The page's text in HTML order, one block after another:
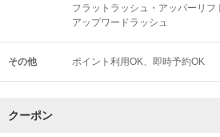
フラットラッシュ・アッパーリフ
アップワードラッシュ
その他 ポイント利用OK 即時予約OK
クーポン